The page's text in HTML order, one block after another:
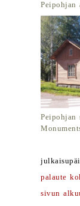
Peipohjan
Peipohjan
palaute
sivun